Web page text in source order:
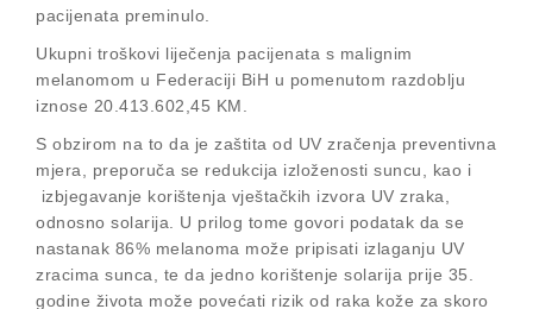
pacijenata preminulo.
Ukupni troškovi liječenja pacijenata s malignim
melanomom u Federaciji BiH u pomenutom razdoblju
iznose 20.413.602,45 KM.
S obzirom na to da je zaštita od UV zračenja preventivna
mjera, preporuča se redukcija izloženosti suncu, kao i
izbjegavanje korištenja vještačkih izvora UV zraka,
odnosno solarija. U prilog tome govori podatak da se
nastanak 86% melanoma može pripisati izlaganju UV
zracima sunca, te da jedno korištenje solarija prije 35.
godine života može povećati rizik od raka kože za skoro